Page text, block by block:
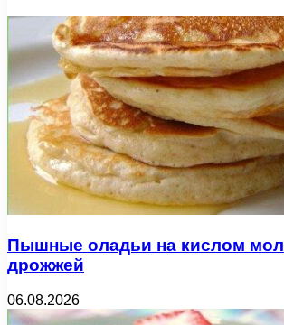
Пышные оладьи на кислом
дрожжей
06.08.2026